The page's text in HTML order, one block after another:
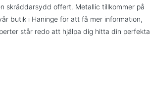
skräddarsydd offert. Metallic tillkommer på
butik i Haninge för att få mer information,
står redo att hjälpa dig hitta din perfekta